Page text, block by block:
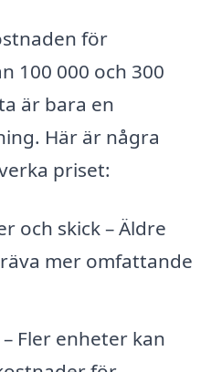
för
100 000 och 300
är bara en
Här är några
priset:
och skick – Äldre
mer omfattande
Fler enheter kan